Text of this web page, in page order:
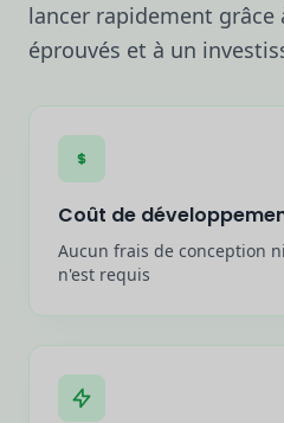
lancer rapidement grâce
éprouvés et à un
Coût de
Aucun frais de conception
n'est requis